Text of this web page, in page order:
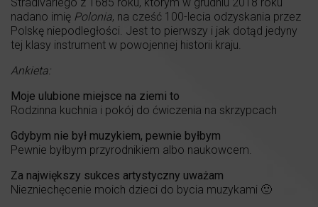
nadano imię Polonia, na cześć 100-lecia odzyskania przez
Polskę niepodległości. Jest to pierwszy i jak dotąd jedyny
tej klasy instrument w powojennej historii kraju.
Ankieta:
Moje ulubione miejsce na ziemi to
Rodzinna kuchnia i pokój do ćwiczenia na skrzypcach
Gdybym nie był muzykiem, pewnie byłbym
Pewnie byłbym przyrodnikiem albo naukowcem.
Za największy sukces artystyczny uważam
Niezniechęcenie moich dzieci do bycia muzykami 🙂